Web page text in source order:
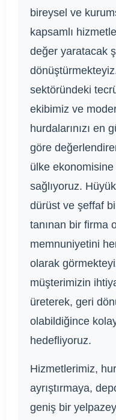
bireysel ve
kapsamlı
değer yaratacak
sektöründeki
ekibimiz ve
hurdalarınızı en
göre
ülke ekonomisine
sağlıyoruz.
dürüst ve şeffaf
tanınan bir firma
memnuniyetini
olarak
müşterimizin
üreterek, geri
olabildiğince
hedefliyoruz.
Hizmetlerimiz,
ayrıştırmaya,
geniş bir